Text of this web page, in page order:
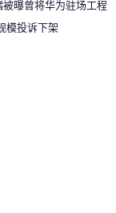
曝曾将华为驻场工程
模投诉下架